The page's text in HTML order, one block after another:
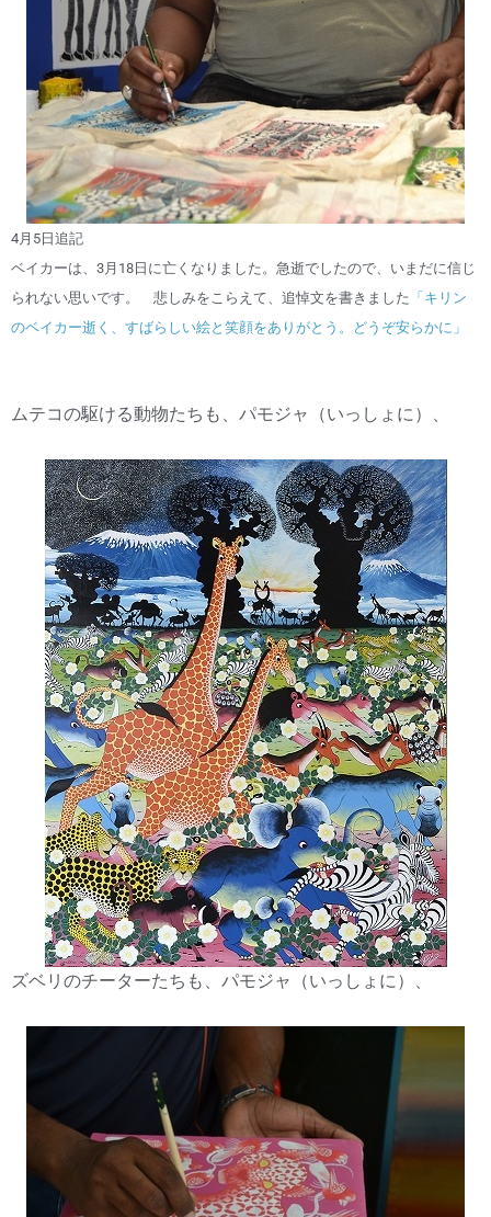
4月5日追記
ベイカーは、3月18日に亡くなりました。急逝でしたので、いまだに信じ
られない思いです。 悲しみをこらえて、追悼文を書きました 「キリン
のベイカー逝く、すばらしい絵と笑顔をありがとう。どうぞ安らかに」
ムテコの駆ける動物たちも、パモジャ（いっしょに）、
ズベリのチーターたちも、パモジャ（いっしょに）、